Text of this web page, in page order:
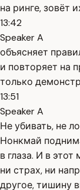
на ринге, зовёт
13:42
Speaker A
объясняет
и повторяет на
только
13:51
Speaker A
Не убивать, не
Нонкмай
в глаза. И в
ни страх, ни
другое, тишину